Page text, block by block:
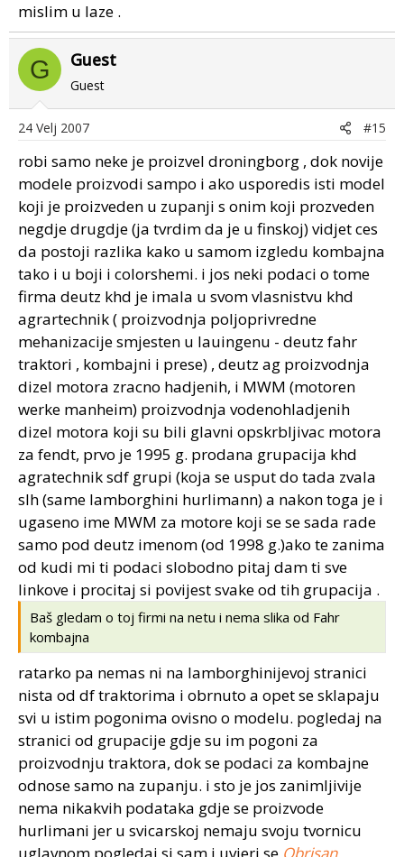
mislim u laze .
G Guest
Guest
24 Velj 2007 #15
robi samo neke je proizvel droningborg , dok novije
modele proizvodi sampo i ako usporedis isti model
koji je proizveden u zupanji s onim koji prozveden
negdje drugdje (ja tvrdim da je u finskoj) vidjet ces
da postoji razlika kako u samom izgledu kombajna
tako i u boji i colorshemi. i jos neki podaci o tome
firma deutz khd je imala u svom vlasnistvu khd
agrartechnik ( proizvodnja poljoprivredne
mehanizacije smjesten u lauingenu - deutz fahr
traktori , kombajni i prese) , deutz ag proizvodnja
dizel motora zracno hadjenih, i MWM (motoren
werke manheim) proizvodnja vodenohladjenih
dizel motora koji su bili glavni opskrbljivac motora
za fendt, prvo je 1995 g. prodana grupacija khd
agratechnik sdf grupi (koja se usput do tada zvala
slh (same lamborghini hurlimann) a nakon toga je i
ugaseno ime MWM za motore koji se se sada rade
samo pod deutz imenom (od 1998 g.)ako te zanima
od kudi mi ti podaci slobodno pitaj dam ti sve
linkove i procitaj si povijest svake od tih grupacija .
Baš gledam o toj firmi na netu i nema slika od Fahr
kombajna
ratarko pa nemas ni na lamborghinijevoj stranici
nista od df traktorima i obrnuto a opet se sklapaju
svi u istim pogonima ovisno o modelu. pogledaj na
stranici od grupacije gdje su im pogoni za
proizvodnju traktora, dok se podaci za kombajne
odnose samo na zupanju. i sto je jos zanimljivije
nema nikakvih podataka gdje se proizvode
hurlimani jer u svicarskoj nemaju svoju tvornicu
uglavnom pogledaj si sam i uvjeri se Obrisan